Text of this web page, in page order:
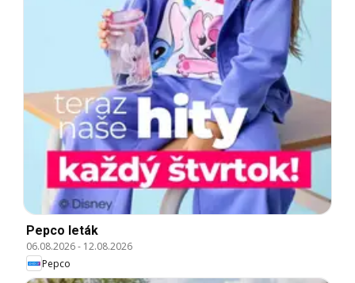
Pepco leták
06.08.2026- 12.08.2026
Pepco